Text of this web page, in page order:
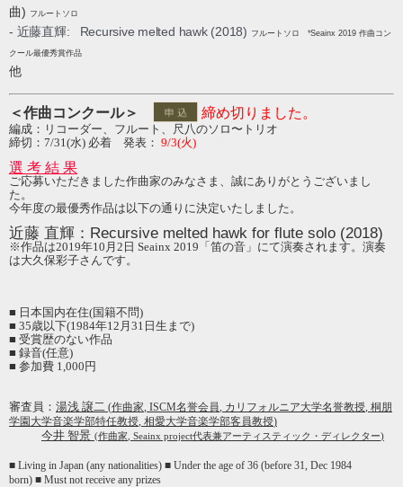
曲) フルートソロ
- 近藤直輝: Recursive melted hawk (2018) フルートソロ *Seainx 2019 作曲コン
クール最優秀賞作品
他
＜作曲コンクール＞ 締め切りました。
編成：リコーダー、フルート、尺八のソロ〜トリオ
締切： 7/31(水) 必着 発表： 9/3(火)
選 考 結 果
ご応募いただきました作曲家のみなさま、誠にありがとうございまし
た。
今年度の最優秀作品は以下の通りに決定いたしました。
近藤 直輝：Recursive melted hawk for flute solo (2018)
※作品は2019年10月2日 Seainx 2019「笛の音」 にて演奏されます。演奏
は大久保彩子さんです。
■ 日本国内在住(国籍不問)
■ 35歳以下(1984年12 月 31 日生まで)
■ 受賞歴のない作品
■ 録音(任意)
■ 参加費 1,000円
審査員： 湯浅 譲二 (作曲家 , ISCM名誉会員 カリフォルニア大学名誉教授 桐朋
学園大学音楽学部特任教授 相愛大学音楽学部客員教授)
今井 智景 (作曲家 , Seainx project代表兼アーティスティック・ディレクター)
■ Living in Japan (any nationalities) ■ Under the age of 36 (before 31, Dec 1984
born) ■ Must not receive any prizes